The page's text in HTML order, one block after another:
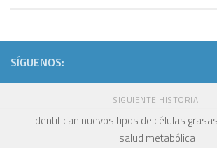
SÍGUENOS:
SIGUIENTE HISTORIA
Identifican nuevos tipos de células
salud metabólica